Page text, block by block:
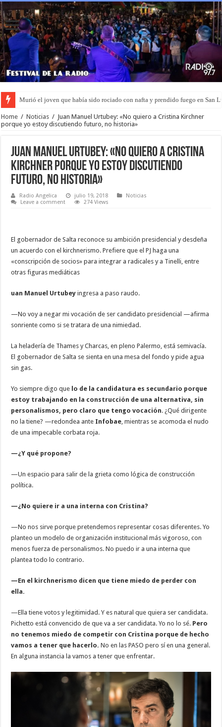
Murió el joven que había sido rociado con nafta y prendido fuego en San
Home / Noticias / Juan Manuel Urtubey: «No quiero a Cristina Kirchner
porque yo estoy discutiendo futuro, no historia»
Juan Manuel Urtubey: «No quiero a Cristina
Kirchner porque yo estoy discutiendo
futuro, no historia»
Radio Angelica julio 19, 2018
Noticias
Leave a comment
274 Views
El gobernador de Salta reconoce su ambición presidencial y desdeña
un acuerdo con el kirchnerismo. Prefiere que el PJ haga una
«conscripción de socios» para integrar a radicales y a Tinelli, entre
otras figuras mediáticas
uan Manuel Urtubey ingresa a paso raudo.
—No voy a negar mi vocación de ser candidato presidencial —afirma
sonriente como si se tratara de una nimiedad.
La heladería de Thames y Charcas, en pleno Palermo, está semivacía.
El gobernador de Salta se sienta en una mesa del fondo y pide agua
sin gas.
Yo siempre digo que lo de la candidatura es secundario porque
estoy trabajando en la construcción de una alternativa, sin
personalismos, pero claro que tengo vocación. ¿Qué dirigente
no la tiene? —redondea ante Infobae, mientras se acomoda el nudo
de una impecable corbata roja.
—¿Y qué propone?
—Un espacio para salir de la grieta como lógica de construcción
política.
—¿No quiere ir a una interna con Cristina?
—No nos sirve porque pretendemos representar cosas diferentes. Yo
planteo un modelo de organización institucional más vigoroso, con
menos fuerza de personalismos. No puedo ir a una interna que
plantea todo lo contrario.
—En el kirchnerismo dicen que tiene miedo de perder con
ella.
—Ella tiene votos y legitimidad. Y es natural que quiera ser candidata.
Pichetto está convencido de que va a ser candidata. Yo no lo sé. Pero
no tenemos miedo de competir con Cristina porque de hecho
vamos a tener que hacerlo. No en las PASO pero sí en una general.
En alguna instancia la vamos a tener que enfrentar.